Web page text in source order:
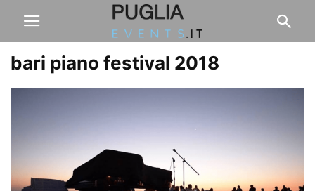
bari piano festival 2018